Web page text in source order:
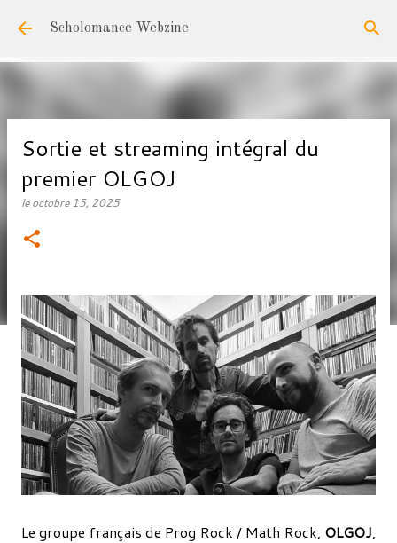
Accéder au contenu principal
Scholomance Webzine
Sortie et streaming intégral du
premier OLGOJ
leoctobre 15, 2025
Le groupe français de Prog Rock / Math Rock, OLGOJ,